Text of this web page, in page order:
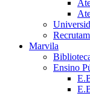
Marvila
Ensino